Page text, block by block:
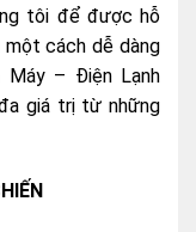
tôi để được hỗ
cách dễ dàng
Máy – Điện Lạnh
giá trị từ những